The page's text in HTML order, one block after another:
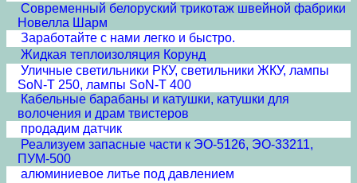
Современный белоруский трикотаж швейной фабрики
Новелла Шарм
Заработайте с нами легко и быстро.
Жидкая теплоизоляция Корунд
Уличные светильники РКУ, светильники ЖКУ, лампы
SoN-T 250, лампы SoN-T 400
Кабельные барабаны и катушки, катушки для
волочения и драм твистеров
продадим датчик
Реализуем запасные части к ЭО-5126, ЭО-33211,
ПУМ-500
алюминиевое литье под давлением